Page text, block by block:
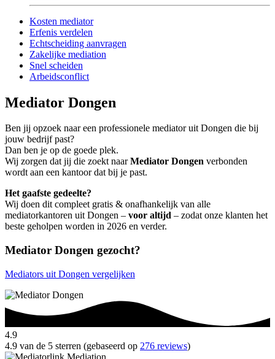
Kosten mediator
Erfenis verdelen
Echtscheiding aanvragen
Zakelijke mediation
Snel scheiden
Arbeidsconflict
Mediator Dongen
Ben jij opzoek naar een professionele mediator uit Dongen die bij
jouw bedrijf past?
Dan ben je op de goede plek.
Wij zorgen dat jij die zoekt naarMediator Dongen verbonden
wordt aan een kantoor dat bij je past.
Het gaafste gedeelte?
Wij doen dit compleet gratis & onafhankelijk van alle
mediatorkantoren uit Dongen – voor altijd – zodat onze klanten het
beste geholpen worden in 2026 en verder.
Mediator Dongen gezocht?
Mediators uit Dongen vergelijken
4.9
4.9 van de 5 sterren (gebaseerd op 276 reviews)